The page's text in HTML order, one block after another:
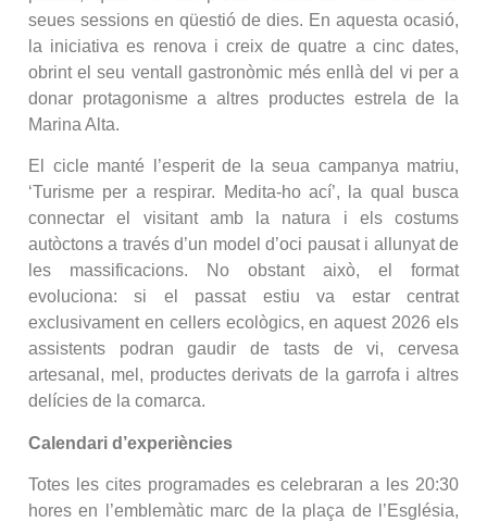
seues sessions en qüestió de dies. En aquesta ocasió,
la iniciativa es renova i creix de quatre a cinc dates,
obrint el seu ventall gastronòmic més enllà del vi per a
donar protagonisme a altres productes estrela de la
Marina Alta.
El cicle manté l’esperit de la seua campanya matriu,
‘Turisme per a respirar. Medita-ho ací’, la qual busca
connectar el visitant amb la natura i els costums
autòctons a través d’un model d’oci pausat i allunyat de
les massificacions. No obstant això, el format
evoluciona: si el passat estiu va estar centrat
exclusivament en cellers ecològics, en aquest 2026 els
assistents podran gaudir de tasts de vi, cervesa
artesanal, mel, productes derivats de la garrofa i altres
delícies de la comarca.
Calendari d’experiències
Totes les cites programades es celebraran a les 20:30
hores en l’emblemàtic marc de la plaça de l’Església,